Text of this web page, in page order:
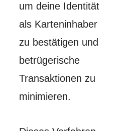
um deine Identität
als Karteninhaber
zu bestätigen und
betrügerische
Transaktionen zu
minimieren.